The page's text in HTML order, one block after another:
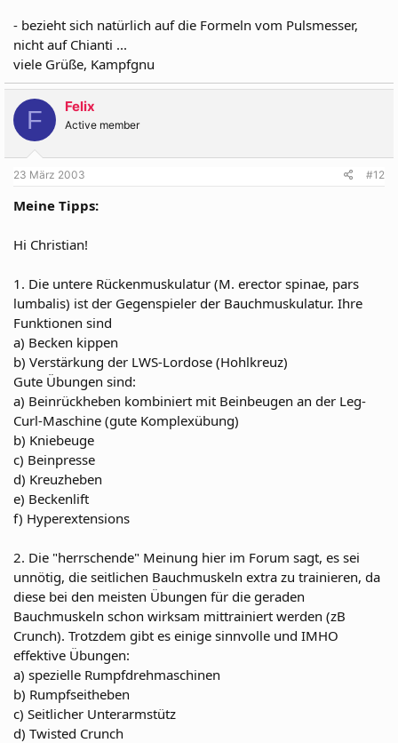
- bezieht sich natürlich auf die Formeln vom Pulsmesser,
nicht auf Chianti ...
viele Grüße, Kampfgnu
F Felix
Active member
23 März 2003 #12
Meine Tipps:
Hi Christian!
1. Die untere Rückenmuskulatur (M. erector spinae, pars
lumbalis) ist der Gegenspieler der Bauchmuskulatur. Ihre
Funktionen sind
a) Becken kippen
b) Verstärkung der LWS-Lordose (Hohlkreuz)
Gute Übungen sind:
a) Beinrückheben kombiniert mit Beinbeugen an der Leg-
Curl-Maschine (gute Komplexübung)
b) Kniebeuge
c) Beinpresse
d) Kreuzheben
e) Beckenlift
f) Hyperextensions
2. Die "herrschende" Meinung hier im Forum sagt, es sei
unnötig, die seitlichen Bauchmuskeln extra zu trainieren, da
diese bei den meisten Übungen für die geraden
Bauchmuskeln schon wirksam mittrainiert werden (zB
Crunch). Trotzdem gibt es einige sinnvolle und IMHO
effektive Übungen:
a) spezielle Rumpfdrehmaschinen
b) Rumpfseitheben
c) Seitlicher Unterarmstütz
d) Twisted Crunch